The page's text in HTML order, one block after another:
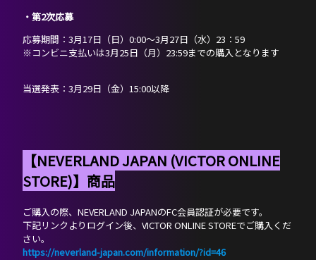
・第2次応募
応募期間：3月17日（日）0:00～3月27日（水）23：59
※コンビニ支払いは3月25日（月）23:59までの購入となります
当選発表：3月29日（金）15:00以降
【NEVERLAND JAPAN (VICTOR ONLINE
STORE)】商品
ご購入の際、NEVERLAND JAPANのFC会員認証が必要です。
下記リンクよりログイン後、VICTOR ONLINE STOREでご購入くだ
さい。
https://neverland-japan.com/information/?id=46
SCHEDULE
DISCOGRAPHY